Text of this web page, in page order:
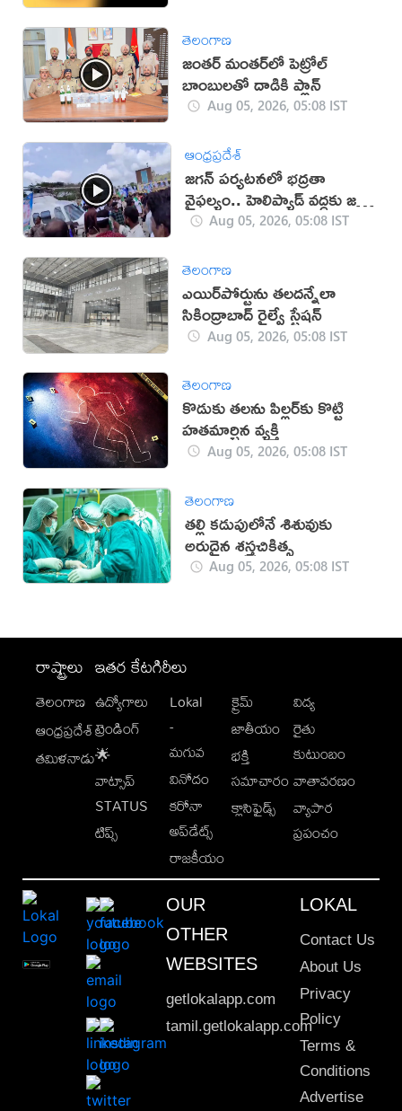
తెలంగాణ
జంతర్ మంతర్‌లో పెట్రోల్
బాంబులతో దాడికి ప్లాన్
Aug 05, 2026, 05:08 IST
ఆంధ్రప్రదేశ్
జగన్ పర్యటనలో భద్రతా
వైఫల్యం.. హెలిప్యాడ్ వద్దకు జనం
(వీడియో)
Aug 05, 2026, 05:08 IST
తెలంగాణ
ఎయిర్‌పోర్టును తలదన్నేలా
సికింద్రాబాద్ రైల్వే స్టేషన్
Aug 05, 2026, 05:08 IST
తెలంగాణ
కొడుకు తలను పిల్లర్‌కు కొట్టి
హతమార్చిన వ్యక్తి
Aug 05, 2026, 05:08 IST
తెలంగాణ
తల్లి కడుపులోనే శిశువుకు
అరుదైన శస్త్రచికిత్స
Aug 05, 2026, 05:08 IST
రాష్ట్రాలు
తెలంగాణ
ఆంధ్రప్రదేశ్
తమిళనాడు
ఇతర కేటగిరీలు
ఉద్యోగాలు
ట్రెండింగ్
🌟
వాట్సాప్
STATUS
టిప్స్
Lokal
-
మగువ
వినోదం
కరోనా
అప్‌డేట్స్
రాజకీయం
క్రైమ్
జాతీయం
భక్తి
సమాచారం
క్లాసిఫైడ్స్
విద్య
రైతు
కుటుంబం
వాతావరణం
వ్యాపార
ప్రపంచం
OUR
OTHER
WEBSITES
getlokalapp.com
tamil.getlokalapp.com
LOKAL
Contact Us
About Us
Privacy
Policy
Terms &
Conditions
Advertise